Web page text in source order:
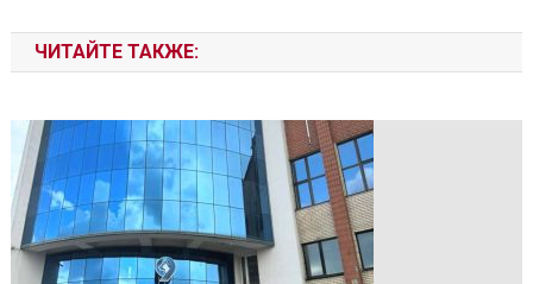
ЧИТАЙТЕ ТАКЖЕ: